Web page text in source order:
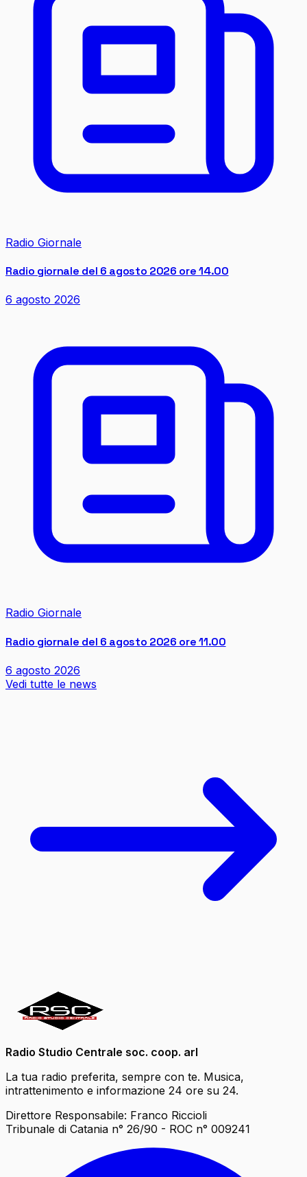
Radio Giornale
Radio giornale del 6 agosto 2026 ore 14.00
6 agosto 2026
Radio Giornale
Radio giornale del 6 agosto 2026 ore 11.00
6 agosto 2026
Vedi tutte le news
Radio Studio Centrale soc. coop. arl
La tua radio preferita, sempre con te. Musica,
intrattenimento e informazione 24 ore su 24.
Direttore Responsabile: Franco Riccioli
Tribunale di Catania n° 26/90 - ROC n° 009241